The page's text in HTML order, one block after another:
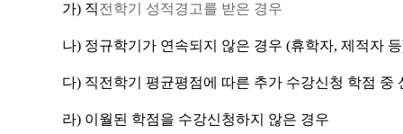
가) 직전학기 성적경고를 받은 경우
나) 정규학기가 연속되지 않은 경우 (휴학자, 제적자
다) 직전학기 평균평점에 따른 추가 수강신청 학점 중
라) 이월된 학점을 수강신청하지 않은 경우